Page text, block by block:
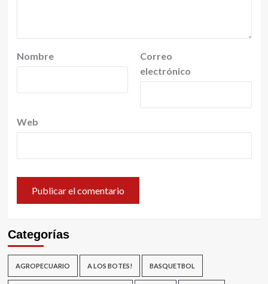
Nombre
Correo
electrónico
Web
Categorías
AGROPECUARIO A LOS BOTES! BASQUETBOL